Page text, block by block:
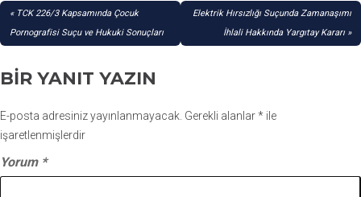
YAZI
GEZINMESI
TCK 226/3 Kapsamında Çocuk
Pornografisi Suçu ve Hukuki Sonuçları
Elektrik Hırsızlığı Suçunda Zamanaşımı
İhlali Hakkında Yargıtay Kararı
BIR YANIT YAZIN
E-posta adresiniz yayınlanmayacak. Gerekli alanlar* ile
işaretlenmişlerdir
Yorum *